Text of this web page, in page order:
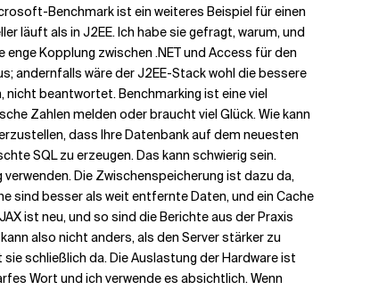
Benchmark ist ein weiteres Beispiel für einen
läuft als in J2EE. Ich habe sie gefragt, warum, und
Kopplung zwischen .NET und Access für den
andernfalls wäre der J2EE-Stack wohl die bessere
nicht beantwortet. Benchmarking ist eine viel
Zahlen melden oder braucht viel Glück. Wie kann
dass Ihre Datenbank auf dem neuesten
SQL zu erzeugen. Das kann schwierig sein.
Die Zwischenspeicherung ist dazu da,
sind besser als weit entfernte Daten, und ein Cache
ist neu, und so sind die Berichte aus der Praxis
also nicht anders, als den Server stärker zu
schließlich da. Die Auslastung der Hardware ist
Wort und ich verwende es absichtlich. Wenn